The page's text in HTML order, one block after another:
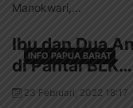
Manokwari,...
INFO PAPUA BARAT
Ibu dan Dua
di Pantai BLK…
23 Februari, 2022 18:17